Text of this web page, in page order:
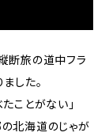
断旅の道中フラ
した。
ことがない」
北海道のじゃが